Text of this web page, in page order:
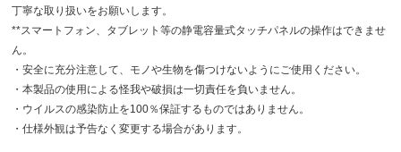
丁寧な取り扱いをお願いします。
**スマートフォン、タブレット等の静電容量式タッチパネルの操作はできませ
ん。
・安全に充分注意して、モノや生物を傷つけないようにご使用ください。
・本製品の使用による怪我や破損は一切責任を負いません。
・ウイルスの感染防止を100％保証するものではありません。
・仕様外観は予告なく変更する場合があります。